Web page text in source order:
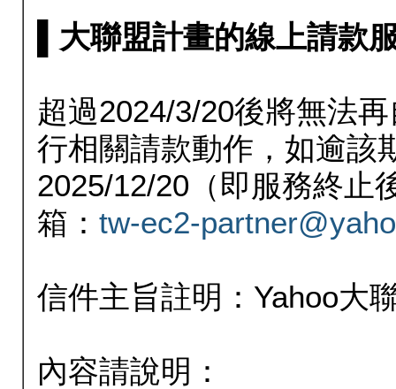
▌大聯盟計畫的線上請款
超過2024/3/20後將無法
行相關請款動作，如逾該
2025/12/20（即服務終止
箱： tw-ec2-
信件主旨註明：Yahoo大
內容請說明：